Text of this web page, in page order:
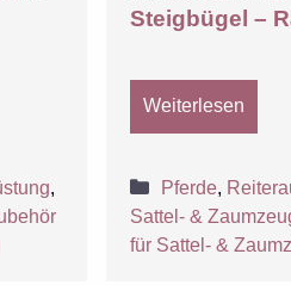
,
Steigbügel –
Weiterlesen
Kategorien
Pferde,
Sattel- &
für Sattel- &